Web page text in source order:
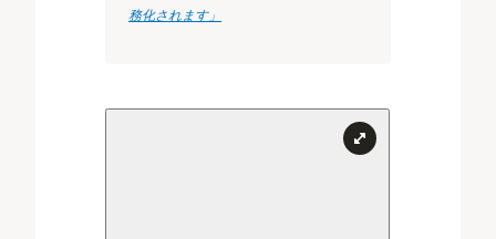
務化されます」